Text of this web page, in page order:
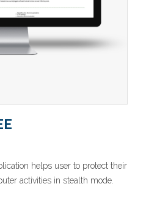
helps user to protect their
activities in stealth mode.